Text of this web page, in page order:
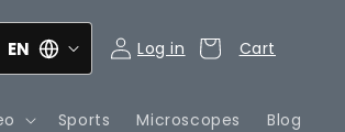
EN Log in Cart
Cart
Sports Microscopes Blog